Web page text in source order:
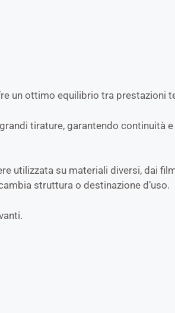
un ottimo equilibrio tra prestazioni
tirature, garantendo continuità
utilizzata su materiali diversi, dai
struttura o destinazione d’uso.